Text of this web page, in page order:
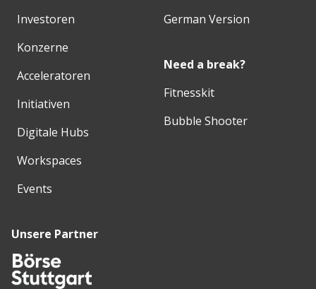
Investoren
Konzerne
Acceleratoren
Initiativen
Digitale Hubs
Workspaces
Events
German Version
Need a break?
Fitnesskit
Bubble Shooter
Unsere Partner